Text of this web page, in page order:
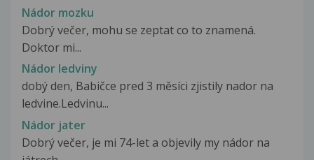
Nádor mozku
Dobrý večer, mohu se zeptat co to znamená.
Doktor mi...
Nádor ledviny
dobý den, Babičce pred 3 měsíci zjistily nador na
ledvine.Ledvinu...
Nádor jater
Dobrý večer, je mi 74-let a objevily my nádor na